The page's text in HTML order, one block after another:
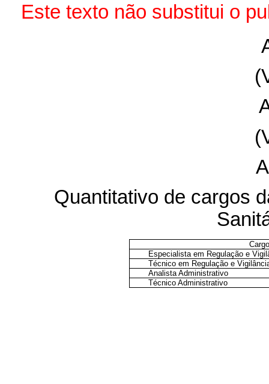
Este texto não substitui o
Quantitativo de cargos
Cargo
Especialista em Regulação e
Técnico em Regulação e
Analista Administrativo
Técnico Administrativo